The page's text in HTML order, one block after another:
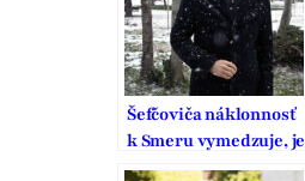
Šefčoviča náklonnosť
k Smeru vymedzuje, je
to pritom strana